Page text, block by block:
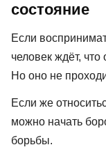
состояние
Если
человек ждёт,
Но оно не
Если же
можно начать
борьбы.